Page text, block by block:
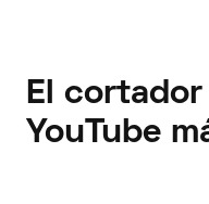
El
YouTube